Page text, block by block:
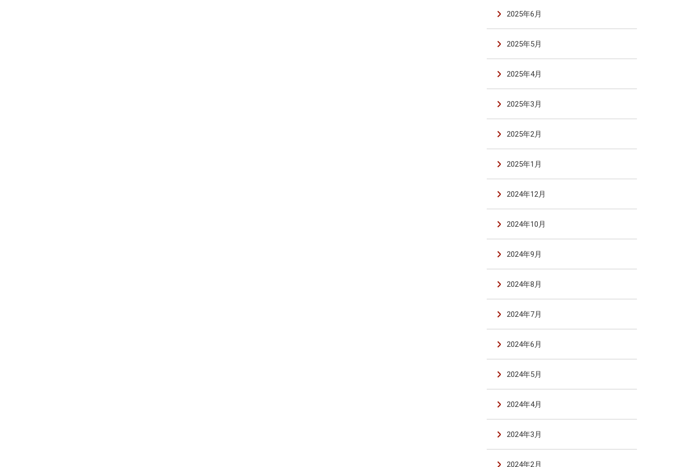
2025年6月
2025年5月
2025年4月
2025年3月
2025年2月
2025年1月
2024年12月
2024年10月
2024年9月
2024年8月
2024年7月
2024年6月
2024年5月
2024年4月
2024年3月
2024年2月